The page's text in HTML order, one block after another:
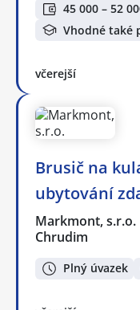
45 000 – 52
Vhodné také
včerejší
Brusič na
ubytování
Markmont, s.r.o.
Chrudim
Plný úvazek